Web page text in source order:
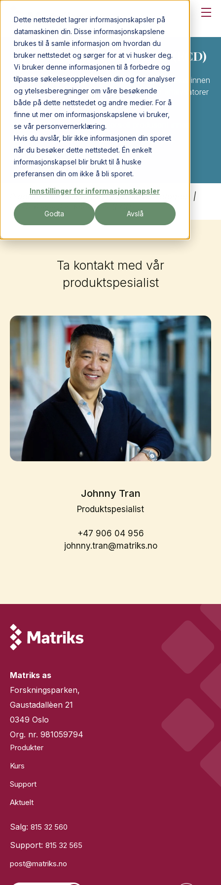
Dette nettstedet lagrer informasjonskapsler på
datamaskinen din. Disse informasjonskapslene
brukes til å samle informasjon om hvordan du
bruker nettstedet og sørger for at vi husker deg.
Vi bruker denne informasjonen til å forbedre og
tilpasse søkeleseopplevelsen din og for analyser
og ytelsesberegninger om våre besøkende
både på dette nettstedet og andre medier. For å
finne ut mer om informasjonskapslene vi bruker,
se vår personvernerklæring.
Hvis du avslår, blir ikke informasjonen din sporet
når du besøker dette nettstedet. Én enkelt
informasjonskapsel blir brukt til å huske
preferansen din om ikke å bli sporet.
Innstillinger for informasjonskapsler
Godta Avslå
Elektrokjemiske detektorer (ECD)
Antec er et Nederlandsk selskap med hovedfokus innen
elektrokjemisk deteksjon og HPLC baserte analysatorer
innen neurotransmittere, karbohydrater etc.
Antec er i dag eneste kommersiell produsent innen
elektrokjemisk detektor.
Kontakt produktspesialist
Produkter | Kromatografi | Væskekromatografi
|
Elektrokjemiske detektorer (ECD)
Ta kontakt med vår
produktspesialist
Johnny Tran
Produktspesialist
+47 906 04 956
johnny.tran@matriks.no
Matriks as
Forskningsparken,
Gaustadallèen 21
0349 Oslo
Org. nr. 981059794
Produkter
Kurs
Support
Aktuelt
Salg: 815 32 560
Support: 815 32 565
post@matriks.no